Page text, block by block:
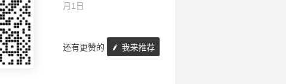
月1日
还有更赞的 我来推荐